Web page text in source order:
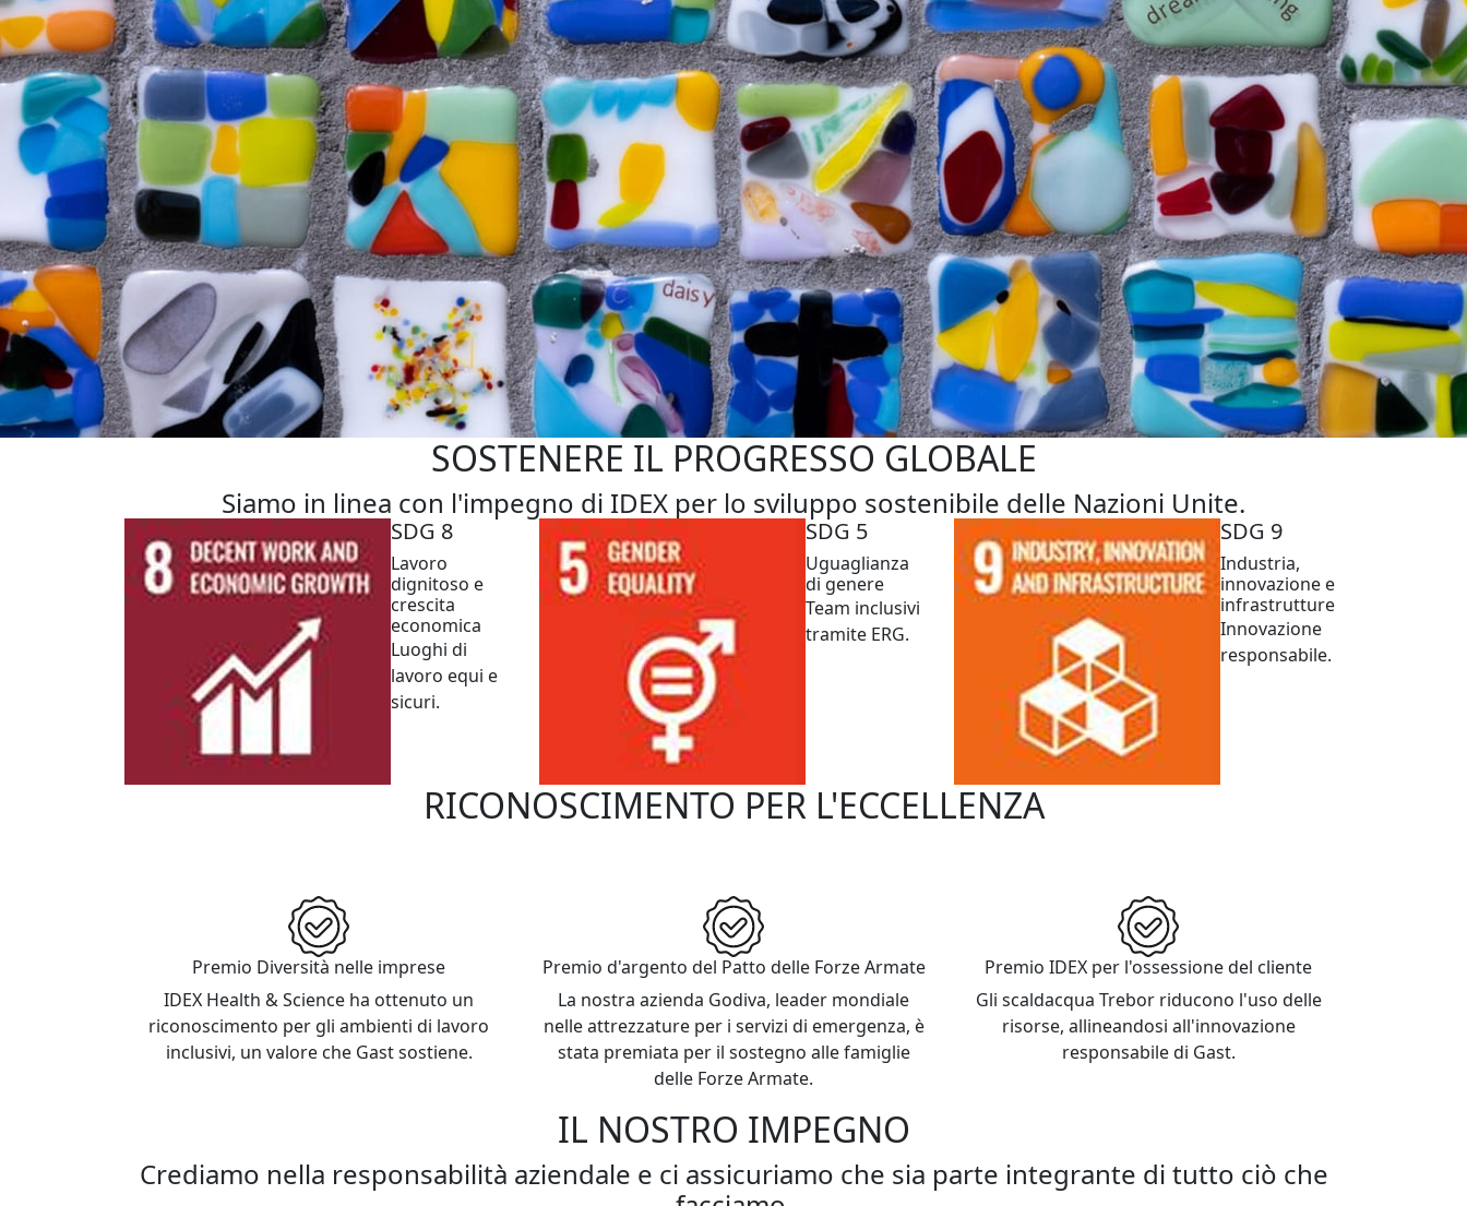
SOSTENERE IL PROGRESSO GLOBALE
Siamo in linea con l'impegno di IDEX per lo sviluppo sostenibile delle Nazioni Unite.
SDG 8
Lavoro
dignitoso e
crescita
economica
Luoghi di
lavoro equi e
sicuri.
SDG 5
Uguaglianza
di genere
Team inclusivi
tramite ERG.
SDG 9
Industria,
innovazione e
infrastrutture
Innovazione
responsabile.
RICONOSCIMENTO PER L'ECCELLENZA
Premio Diversità nelle imprese
IDEX Health & Science ha ottenuto un
riconoscimento per gli ambienti di lavoro
inclusivi, un valore che Gast sostiene.
Premio d'argento del Patto delle Forze Armate
La nostra azienda Godiva, leader mondiale
nelle attrezzature per i servizi di emergenza, è
stata premiata per il sostegno alle famiglie
delle Forze Armate.
Premio IDEX per l'ossessione del cliente
Gli scaldacqua Trebor riducono l'uso delle
risorse, allineandosi all'innovazione
responsabile di Gast.
IL NOSTRO IMPEGNO
Crediamo nella responsabilità aziendale e ci assicuriamo che sia parte integrante di tutto ciò che